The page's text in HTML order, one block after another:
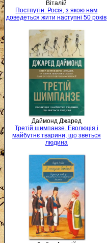
Віталій
Постпутін. Росія, з якою нам
доведеться жити наступні 50 років
Даймонд Джаред
Третій шимпанзе. Еволюція і
майбутнє тварини, що зветься
людина